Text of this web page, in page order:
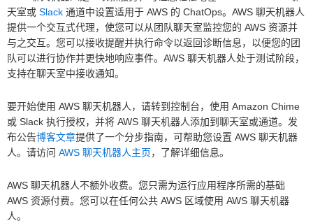
天室或 Slack 通道中设置适用于 AWS 的 ChatOps。AWS 聊天机器人
提供一个交互式代理，使您可以从团队聊天室监控您的 AWS 资源并
与之交互。您可以接收提醒并执行命令以返回诊断信息，以便您的团
队可以进行协作并更快地响应事件。AWS 聊天机器人处于测试阶段，
支持在聊天室中接收通知。
要开始使用 AWS 聊天机器人，请转到控制台，使用 Amazon Chime
或 Slack 执行授权，并将 AWS 聊天机器人添加到聊天室或通道。发
布公告博客文章提供了一个分步指南，可帮助您设置 AWS 聊天机器
人。请访问 AWS 聊天机器人主页，了解详细信息。
AWS 聊天机器人不额外收费。您只需为运行应用程序所需的基础
AWS 资源付费。您可以在任何公共 AWS 区域使用 AWS 聊天机器
人。